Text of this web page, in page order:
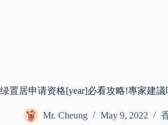
绿置居申请资格[year]必看攻略!專家建
Mr. Cheung May 9, 2022